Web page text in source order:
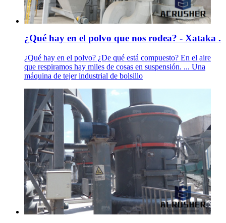
¿Qué hay en el polvo que nos rodea? - Xataka .
¿Qué hay en el polvo? ¿De qué está compuesto? En el aire
que respiramos hay miles de cosas en suspensión. ... Una
máquina de tejer industrial de bolsillo